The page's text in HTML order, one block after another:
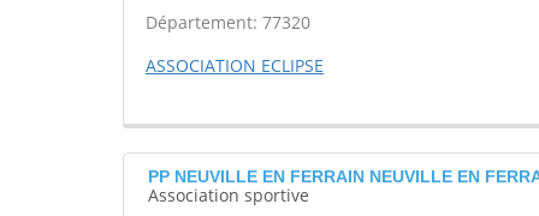
Département: 77320
ASSOCIATION ECLIPSE
PP NEUVILLE EN FERRAIN NEUVILLE EN
Association sportive